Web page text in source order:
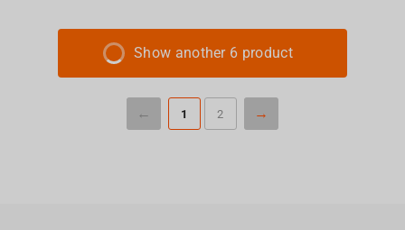
Show another 6 product
1 2